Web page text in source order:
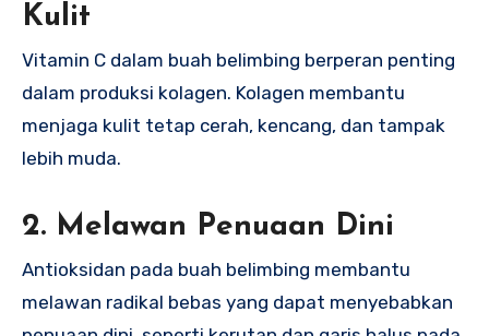
Kulit
Vitamin C dalam buah belimbing berperan penting
dalam produksi kolagen. Kolagen membantu
menjaga kulit tetap cerah, kencang, dan tampak
lebih muda.
2. Melawan Penuaan Dini
Antioksidan pada buah belimbing membantu
melawan radikal bebas yang dapat menyebabkan